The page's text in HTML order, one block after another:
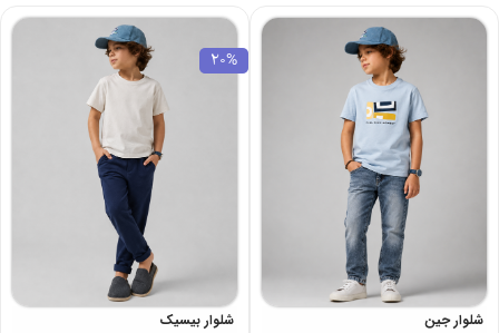
شلوار جین
20%
شلوار بیسیک